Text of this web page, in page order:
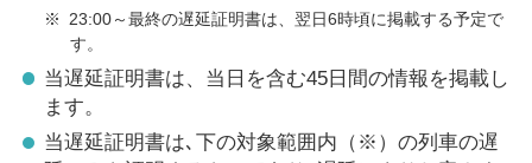
※
23:00～最終の遅延証明書は、翌日6時頃に掲載する予定で
す。
当遅延証明書は、当日を含む45日間の情報を掲載し
ます。
当遅延証明書は､下の対象範囲内（※）の列車の遅